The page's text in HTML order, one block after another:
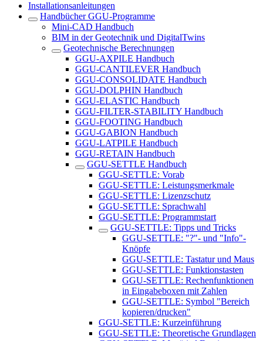
Installationsanleitungen
Handbücher GGU-Programme
Mini-CAD Handbuch
BIM in der Geotechnik und DigitalTwins
Geotechnische Berechnungen
GGU-AXPILE Handbuch
GGU-CANTILEVER Handbuch
GGU-CONSOLIDATE Handbuch
GGU-DOLPHIN Handbuch
GGU-ELASTIC Handbuch
GGU-FILTER-STABILITY Handbuch
GGU-FOOTING Handbuch
GGU-GABION Handbuch
GGU-LATPILE Handbuch
GGU-RETAIN Handbuch
GGU-SETTLE Handbuch
GGU-SETTLE: Vorab
GGU-SETTLE: Leistungsmerkmale
GGU-SETTLE: Lizenzschutz
GGU-SETTLE: Sprachwahl
GGU-SETTLE: Programmstart
GGU-SETTLE: Tipps und Tricks
GGU-SETTLE: "?"- und "Info"-
Knöpfe
GGU-SETTLE: Tastatur und Maus
GGU-SETTLE: Funktionstasten
GGU-SETTLE: Rechenfunktionen
in Eingabeboxen mit Zahlen
GGU-SETTLE: Symbol "Bereich
kopieren/drucken"
GGU-SETTLE: Kurzeinführung
GGU-SETTLE: Theoretische Grundlagen